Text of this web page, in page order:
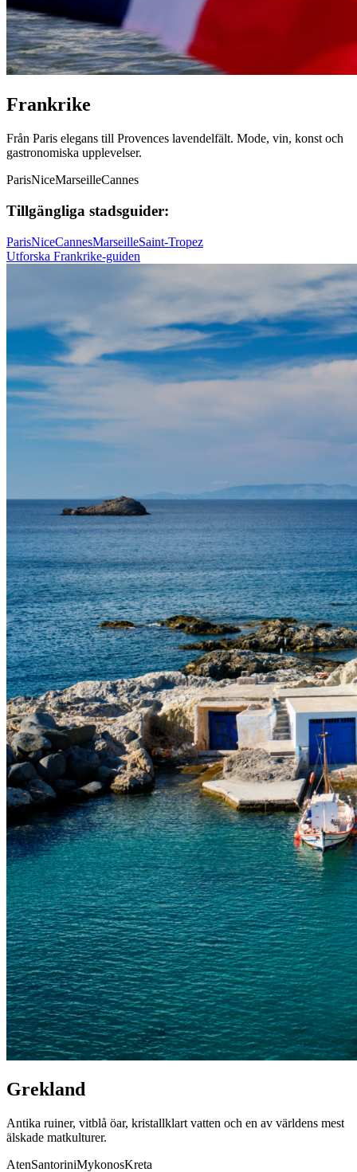
Frankrike
Från Paris elegans till Provences lavendelfält. Mode, vin, konst och
gastronomiska upplevelser.
ParisNiceMarseilleCannes
Tillgängliga stadsguider:
ParisNiceCannesMarseilleSaint-Tropez
Utforska Frankrike-guiden
Grekland
Antika ruiner, vitblå öar, kristallklart vatten och en av världens mest
älskade matkulturer.
AtenSantoriniMykonosKreta